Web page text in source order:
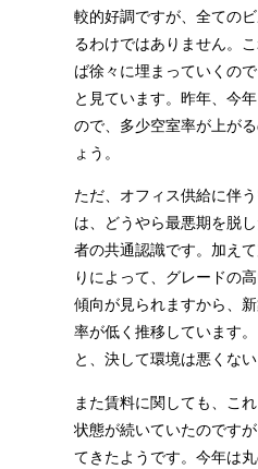
較的好調ですが、全ての
るわけではありません。
ば徐々に埋まっていくの
と見ています。昨年、今
ので、多少空室率が上が
ょう。
ただ、オフィス供給に伴
は、どうやら最悪期を脱
者の共通認識です。加え
りによって、グレードの
傾向が見られますから、
率が低く推移しています
と、決して環境は悪くない
また賃料に関しても、こ
状態が続いていたのです
てきたようです。今年は